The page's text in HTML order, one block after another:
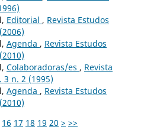
Editorial , Revista Estudos
Agenda , Revista Estudos
Colaboradoras/es , Revista
3 n. 2 (1995)
Agenda , Revista Estudos
16 17 18 19 20 > >>